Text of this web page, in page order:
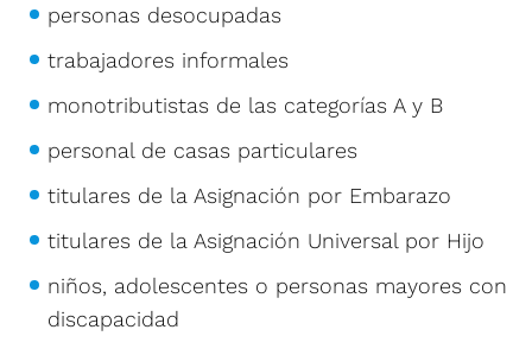
personas desocupadas
trabajadores informales
monotributistas de las categorías A y B
personal de casas particulares
titulares de la Asignación por Embarazo
titulares de la Asignación Universal por Hijo
niños, adolescentes o personas mayores con
discapacidad